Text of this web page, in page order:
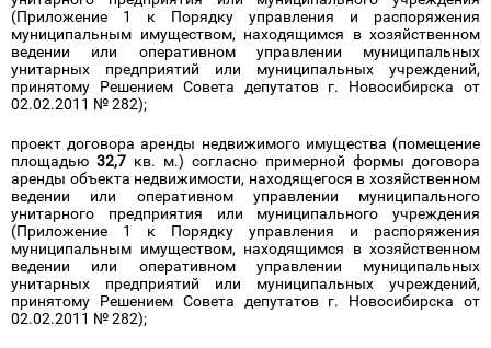
(Приложение 1 к Порядку управления и распоряжения
муниципальным имуществом, находящимся в хозяйственном
ведении или оперативном управлении муниципальных
унитарных предприятий или муниципальных учреждений,
принятому Решением Совета депутатов г. Новосибирска от
02.02.2011 № 282);
проект договора аренды недвижимого имущества (помещение
площадью 32,7 кв. м.) согласно примерной формы договора
аренды объекта недвижимости, находящегося в хозяйственном
ведении или оперативном управлении муниципального
унитарного предприятия или муниципального учреждения
(Приложение 1 к Порядку управления и распоряжения
муниципальным имуществом, находящимся в хозяйственном
ведении или оперативном управлении муниципальных
унитарных предприятий или муниципальных учреждений,
принятому Решением Совета депутатов г. Новосибирска от
02.02.2011 № 282);